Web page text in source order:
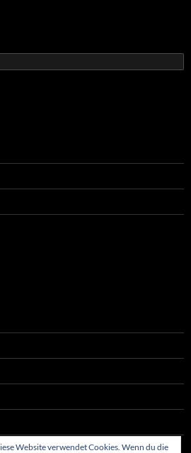
Website verwendet Cookies. Wenn du die